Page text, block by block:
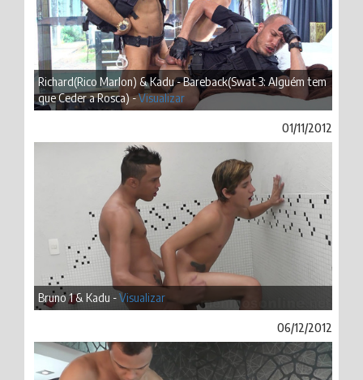
Richard(Rico Marlon) & Kadu - Bareback(Swat 3: Alguém tem
que Ceder a Rosca) -Visualizar
01/11/2012
Bruno 1 & Kadu -Visualizar
06/12/2012